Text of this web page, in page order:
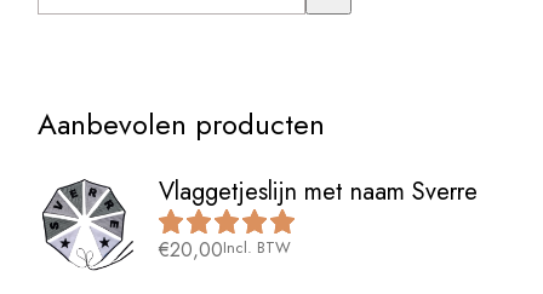
Aanbevolen producten
Vlaggetjeslijn met naam Sverre
€20,00Incl. BTW